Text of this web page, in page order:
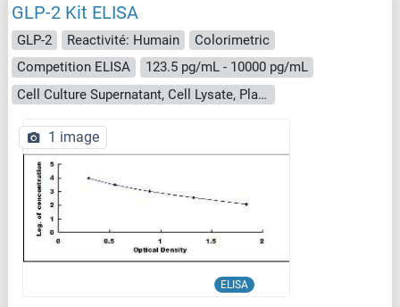
GLP-2 Kit ELISA
GLP-2 Reactivité: Humain
Colorimetric
Competition ELISA
123.5 pg/mL - 10000 pg/mL
Cell Culture Supernatant, Cell Lysate, Plasma, Serum, Tissue Homogenate
ELISA
1 image